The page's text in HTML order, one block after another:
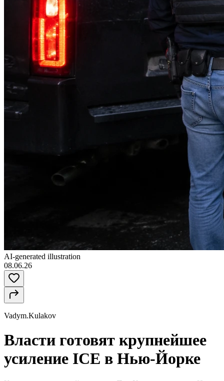
AI-generated illustration
08.06.26
Vadym.Kulakov
Власти готовят крупнейшее
усиление ICE в Нью-Йорке